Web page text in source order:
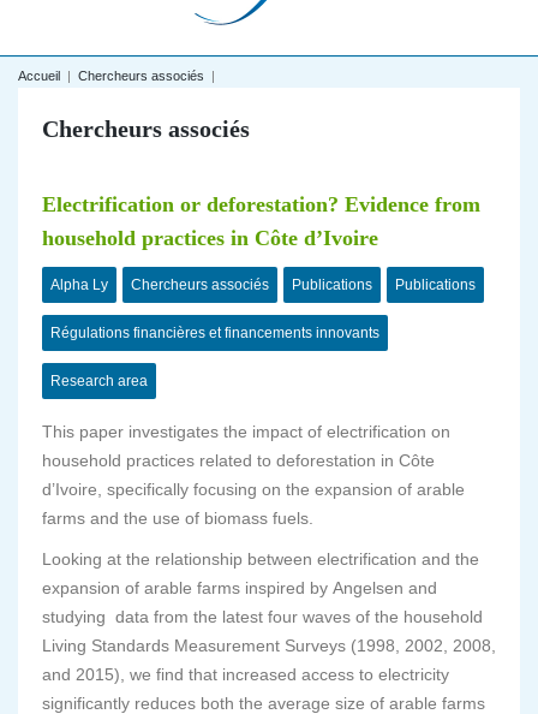
Accueil | Chercheurs associés |
Chercheurs associés
Electrification or deforestation? Evidence from
household practices in Côte d’Ivoire
Alpha Ly Chercheurs associés Publications Publications
Régulations financières et financements innovants
Research area
This paper investigates the impact of electrification on
household practices related to deforestation in Côte
d’Ivoire, specifically focusing on the expansion of arable
farms and the use of biomass fuels.
Looking at the relationship between electrification and the
expansion of arable farms inspired by Angelsen and
studying data from the latest four waves of the household
Living Standards Measurement Surveys (1998, 2002, 2008,
and 2015) , we find that increased access to electricity
significantly reduces both the average size of arable farms